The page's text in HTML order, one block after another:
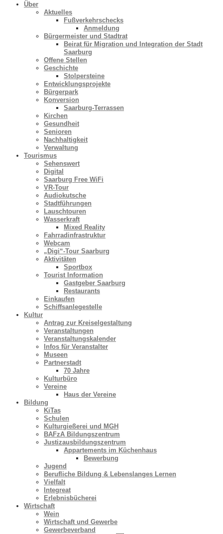
Über
Aktuelles
Fußverkehrschecks
Anmeldung
Bürgermeister und Stadtrat
Beirat für Migration und Integration der Stadt
Saarburg
Offene Stellen
Geschichte
Stolpersteine
Entwicklungsprojekte
Bürgerpark
Konversion
Saarburg-Terrassen
Kirchen
Gesundheit
Senioren
Nachhaltigkeit
Verwaltung
Tourismus
Sehenswert
Digital
Saarburg Free WiFi
VR-Tour
Audiokutsche
Stadtführungen
Lauschtouren
Wasserkraft
Mixed Reality
Fahrradinfrastruktur
Webcam
„Digi“-Tour Saarburg
Aktivitäten
Sportbox
Tourist Information
Gastgeber Saarburg
Restaurants
Einkaufen
Schiffsanlegestelle
Kultur
Antrag zur Kreiselgestaltung
Veranstaltungen
Veranstaltungskalender
Infos für Veranstalter
Museen
Partnerstadt
70 Jahre
Kulturbüro
Vereine
Haus der Vereine
Bildung
KiTas
Schulen
Kulturgießerei und MGH
BAFzA Bildungszentrum
Justizausbildungszentrum
Appartements im Küchenhaus
Bewerbung
Jugend
Berufliche Bildung & Lebenslanges Lernen
Vielfalt
Integreat
Erlebnisbücherei
Wirtschaft
Wein
Wirtschaft und Gewerbe
Gewerbeverband